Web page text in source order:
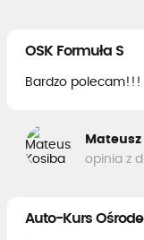
OSK Formuła S
Bardzo polecam!!!
opinia z
Auto-Kurs